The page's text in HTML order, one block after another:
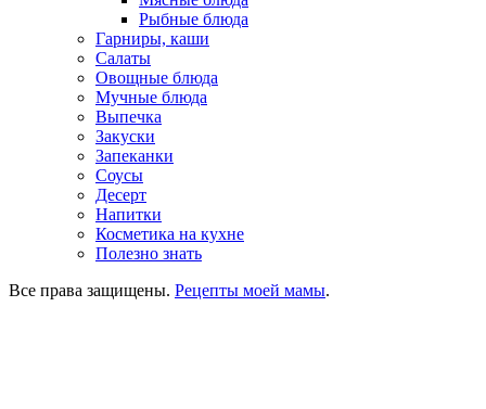
Рыбные блюда
Гарниры, каши
Салаты
Овощные блюда
Мучные блюда
Выпечка
Закуски
Запеканки
Соусы
Десерт
Напитки
Косметика на кухне
Полезно знать
Все права защищены. Рецепты моей мамы.